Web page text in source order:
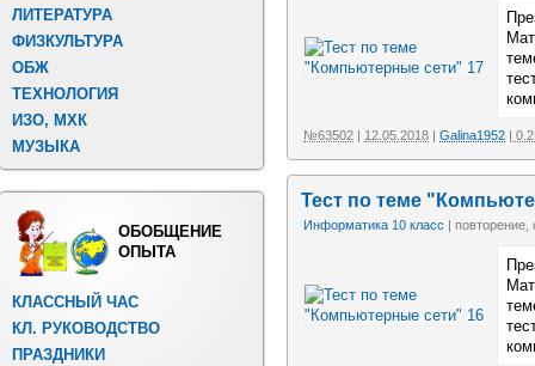
ЛИТЕРАТУРА
ФИЗКУЛЬТУРА
ОБЖ
ТЕХНОЛОГИЯ
ИЗО, МХК
МУЗЫКА
ОБОБЩЕНИЕ
ОПЫТА
КЛАССНЫЙ ЧАС
КЛ. РУКОВОДСТВО
ПРАЗДНИКИ
№63502 | 12.05.2018 | Galina1952 |
Тест по теме
Информатика 10 класс | повторение,